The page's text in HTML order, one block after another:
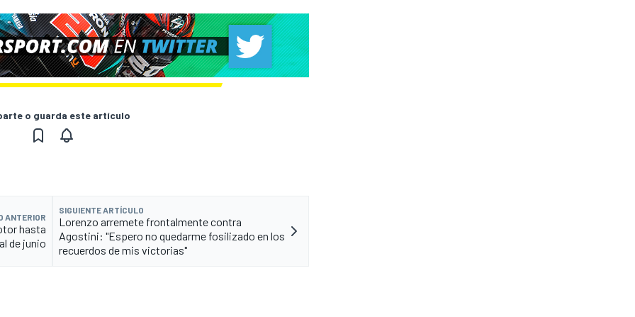
o guarda este artículo
ANTERIOR
hasta
de junio
SIGUIENTE ARTÍCULO
Lorenzo arremete frontalmente contra
Agostini: "Espero no quedarme fosilizado en los
recuerdos de mis victorias"